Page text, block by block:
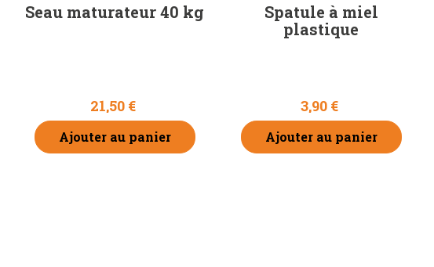
Seau maturateur 40 kg
21,50 €
Ajouter au panier
Spatule à miel
plastique
3,90 €
Ajouter au panier